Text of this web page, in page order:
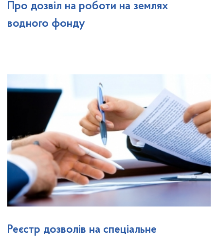
Про дозвіл на роботи на землях
водного фонду
Реєстр дозволів на спеціальне